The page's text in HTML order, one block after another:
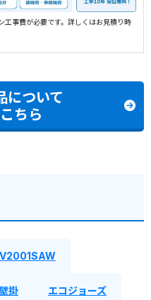
事費が必要です。詳しくはお見積り時
について
ちら
掛 エコジョーズ